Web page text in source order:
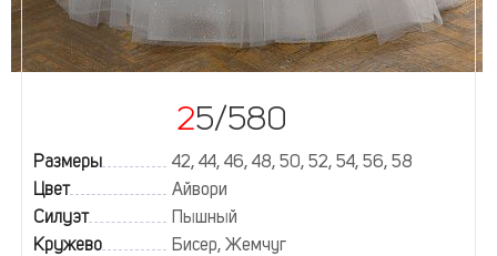
25/580
Размеры
42, 44, 46, 48, 50, 52, 54, 56, 58
Цвет
Айвори
Силуэт
Пышный
Кружево
Бисер, Жемчуг